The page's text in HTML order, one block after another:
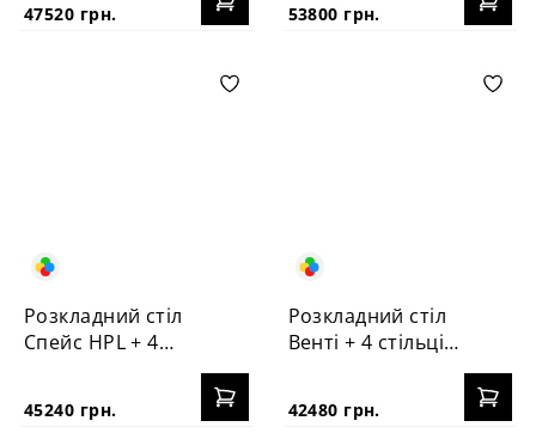
47520 грн. 53800 грн.
Розкладний стіл
Спейс HPL + 4
45240 грн.
Розкладний стіл
Венті + 4 стільці
42480 грн.